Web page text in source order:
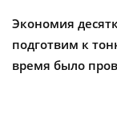
Экономия
подготвим к
время было